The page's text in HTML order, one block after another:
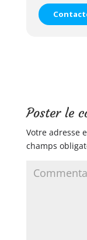
Poster le
Votre adresse
champs